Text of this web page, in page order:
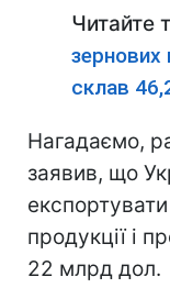
Читайте
зернових
склав
Нагадаємо,
заявив, що
продукції і
22 млрд дол.